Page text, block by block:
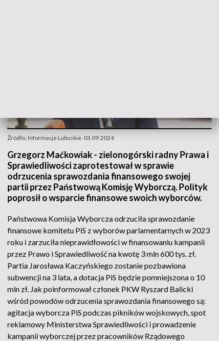
Źródło: Informacje Lubuskie. 03.09.2024
Grzegorz Maćkowiak - zielonogórski radny Prawa i
Sprawiedliwości zaprotestował w sprawie
odrzucenia sprawozdania finansowego swojej
partii przez Państwową Komisję Wyborczą. Polityk
poprosił o wsparcie finansowe swoich wyborców.
Państwowa Komisja Wyborcza odrzuciła sprawozdanie
finansowe komitetu PiS z wyborów parlamentarnych w 2023
roku i zarzuciła nieprawidłowości w finansowaniu kampanii
przez Prawo i Sprawiedliwość na kwotę 3 mln 600 tys. zł.
Partia Jarosława Kaczyńskiego zostanie pozbawiona
subwencji na 3 lata, a dotacja PiS będzie pomniejszona o 10
mln zł. Jak poinformował członek PKW Ryszard Balicki
wśród powodów odrzucenia sprawozdania finansowego są:
agitacja wyborcza PiS podczas pikników wojskowych, spot
reklamowy Ministerstwa Sprawiedliwości i prowadzenie
kampanii wyborczej przez pracowników Rządowego